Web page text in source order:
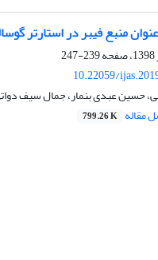
منبع فیبر در استارتر
239-247
10.22059/
حسین عبدی بنمار، جمال سیف
مقاله 799.26 K